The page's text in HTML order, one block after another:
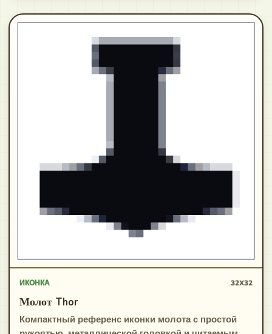
ИКОНКА 32X32
Молот Thor
Компактный референс иконки молота с простой